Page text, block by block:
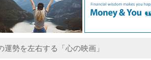
運勢を左右する「心の映画」